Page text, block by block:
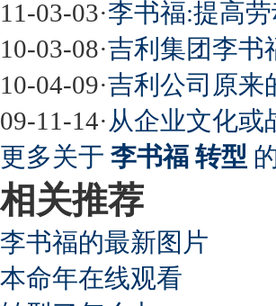
11-03-03·李书福:提高
10-03-08·吉利集团李书
10-04-09·吉利公司原来
09-11-14·从企业文化或
更多关于 李书福 转型
相关推荐
李书福的最新图片
本命年在线观看